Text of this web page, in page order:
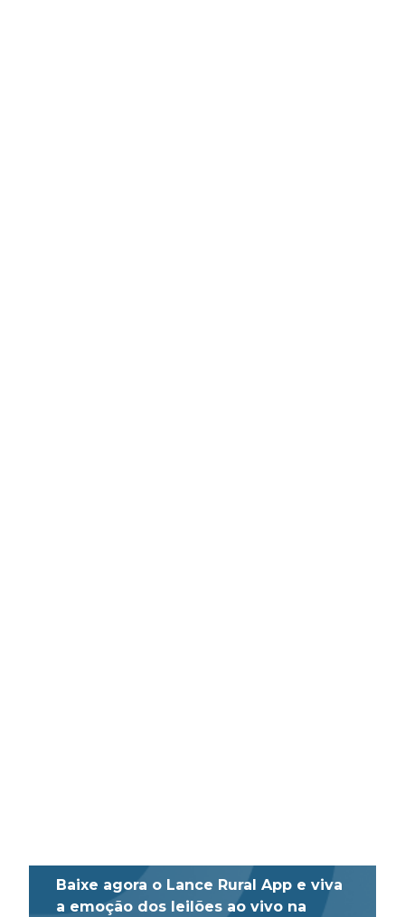
Baixe agora o Lance Rural App e viva
a emoção dos leilões ao vivo na